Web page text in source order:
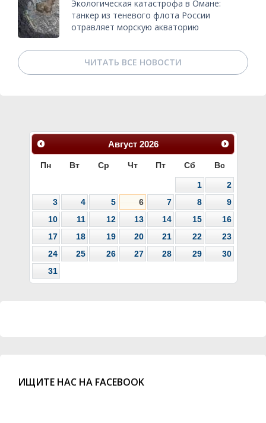
Экологическая катастрофа в Омане:
танкер из теневого флота России
отравляет морскую акваторию
ЧИТАТЬ ВСЕ НОВОСТИ
Август 2026
Пн Вт Ср Чт Пт Сб Вс
1
2
3
4 5 6 7 8
9
10
11 12 13 14 15
16
17
18 19 20 21 22
23
24
25 26 27 28 29
30
31
ИЩИТЕ НАС НА FACEBOOK